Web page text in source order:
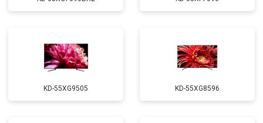
KD-55XG9505 KD-55XG8596